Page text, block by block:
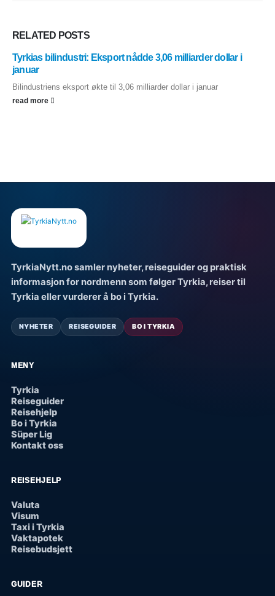
RELATED POSTS
Tyrkias bilindustri: Eksport nådde 3,06 milliarder dollar i
januar
Bilindustriens eksport økte til 3,06 milliarder dollar i januar
read more
TyrkiaNytt.no samler nyheter, reiseguider og praktisk
informasjon for nordmenn som følger Tyrkia, reiser til
Tyrkia eller vurderer å bo i Tyrkia.
NYHETER REISEGUIDER BO I TYRKIA
MENY
Tyrkia
Reiseguider
Reisehjelp
Bo i Tyrkia
Süper Lig
Kontakt oss
REISEHJELP
Valuta
Visum
Taxi i Tyrkia
Vaktapotek
Reisebudsjett
GUIDER